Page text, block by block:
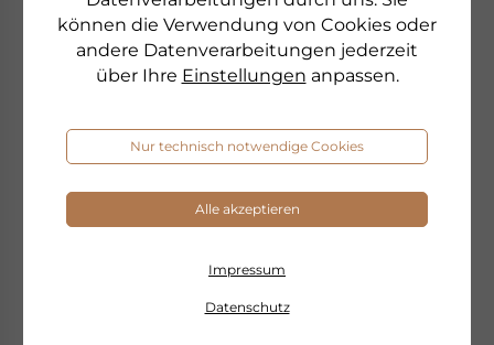
können die Verwendung von Cookies oder
andere Datenverarbeitungen jederzeit
über Ihre Einstellungen anpassen.
Nur technisch notwendige Cookies
Alle akzeptieren
Impressum
Datenschutz
MICELL CLEANSING WATER
Mizellenwasser
€ 89,50 pro 1 l
sofort lieferbar
zum Produkt